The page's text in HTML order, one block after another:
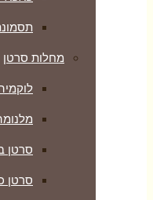
מחלות סרטן
סרטן
סרטן